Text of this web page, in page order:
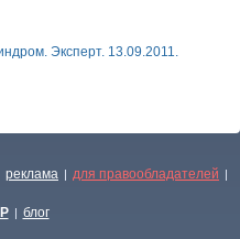
Эксперт. 13.09.2011.
реклама | для правообладателей |
| блог